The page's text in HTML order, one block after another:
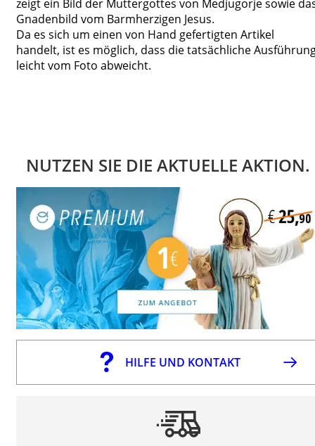
zeigt ein Bild der Muttergottes von Medjugorje sowie
Gnadenbild vom Barmherzigen Jesus.
Da es sich um einen von Hand gefertigten Artikel
handelt, ist es möglich, dass die tatsächliche
leicht vom Foto abweicht.
NUTZEN SIE DIE AKTUELLE AKTION.
HILFE UND KONTAKT